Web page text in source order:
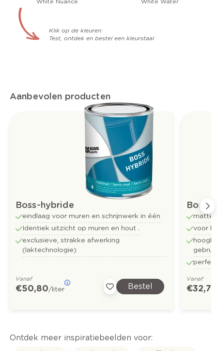
Klik op de kleuren:
Test, ontdek en bestel een kleurstaal
Aanbevolen producten
Boss-hybride
eindlaag voor muren en schrijnwerk in één
Identiek uitzicht op muren en hout .
exclusieve, strakke afwerking
(laktechnologie)
Vanaf
€ 50,80/liter Bestel
matte
voor
Vanaf
€ 32,73
Ontdek meer inspiratiebeelden voor: